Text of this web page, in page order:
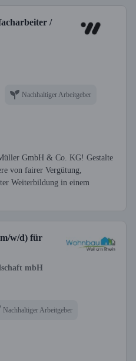
/
Nachhaltiger Arbeitgeber
GmbH & Co. KG! Gestalte
von fairer Vergütung,
Weiterbildung in einem
w/d) für
mbH
Nachhaltiger Arbeitgeber